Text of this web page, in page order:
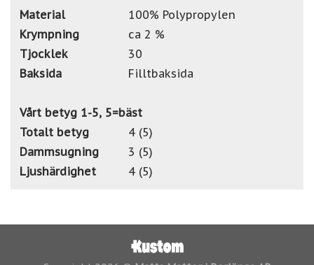
Material
100% Polypropylen
Krympning
ca 2 %
Tjocklek
30
Baksida
Filltbaksida
Vårt betyg 1-5, 5=bäst
Totalt betyg
4 (5)
Dammsugning
3 (5)
Ljushärdighet
4 (5)